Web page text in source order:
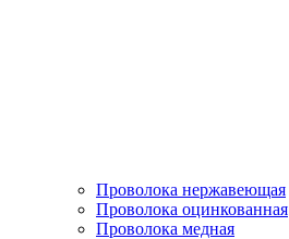
Проволока нержавеющая
Проволока оцинкованная
Проволока медная